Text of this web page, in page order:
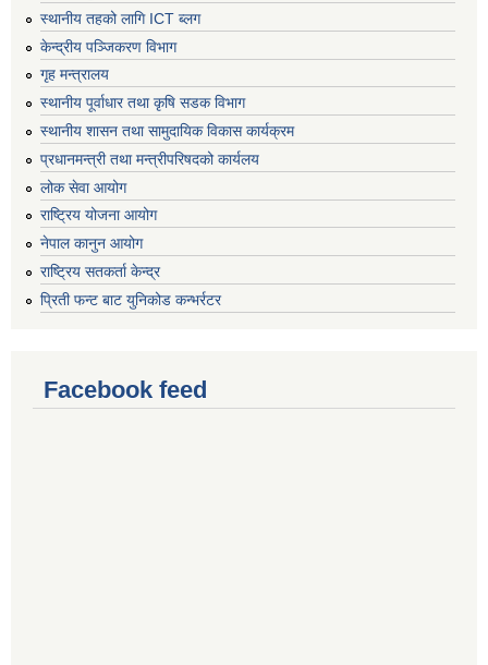
स्थानीय तहको लागि ICT ब्लग
केन्द्रीय पञ्जिकरण विभाग
गृह मन्त्रालय
स्थानीय पूर्वाधार तथा कृषि सडक विभाग
स्थानीय शासन तथा सामुदायिक विकास कार्यक्रम
प्रधानमन्त्री तथा मन्त्रीपरिषदको कार्यलय
लोक सेवा आयोग
राष्ट्रिय योजना आयोग
नेपाल कानुन आयोग
राष्ट्रिय सतकर्ता केन्द्र
प्रिती फन्ट बाट युनिकोड कन्भर्रटर
Facebook feed